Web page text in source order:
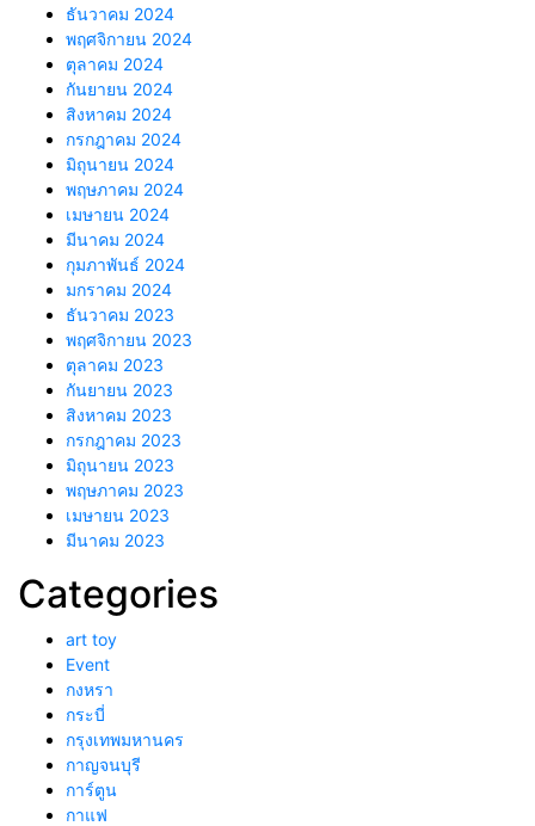
ธันวาคม 2024
พฤศจิกายน 2024
ตุลาคม 2024
กันยายน 2024
สิงหาคม 2024
กรกฎาคม 2024
มิถุนายน 2024
พฤษภาคม 2024
เมษายน 2024
มีนาคม 2024
กุมภาพันธ์ 2024
มกราคม 2024
ธันวาคม 2023
พฤศจิกายน 2023
ตุลาคม 2023
กันยายน 2023
สิงหาคม 2023
กรกฎาคม 2023
มิถุนายน 2023
พฤษภาคม 2023
เมษายน 2023
มีนาคม 2023
Categories
art toy
Event
กงหรา
กระบี่
กรุงเทพมหานคร
กาญจนบุรี
การ์ตูน
กาแฟ